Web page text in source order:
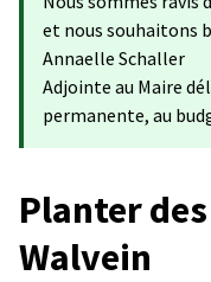
et nous souhaitons
Annaelle Schaller
Adjointe au Maire
permanente, au
Planter
Walvein